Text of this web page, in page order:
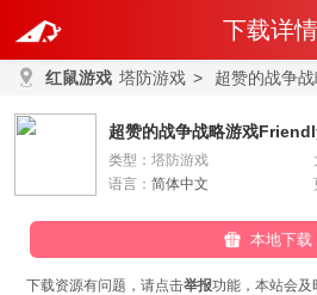
下载详情
红鼠游戏 塔防游戏 > 超赞的战争战略
超赞的战争战略游戏
类型： 塔防游戏
语言： 简体中文
本地下载
下载资源有问题，请点击举报功能，本站会及